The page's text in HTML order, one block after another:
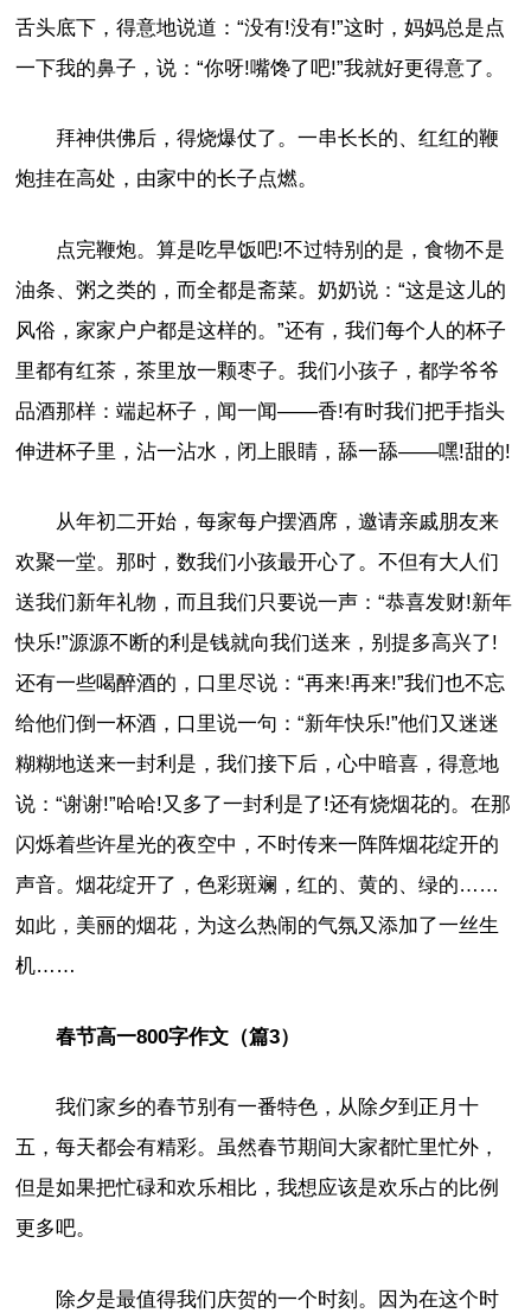
舌头底下，得意地说道：“没有!没有!”这时，妈妈总是点
一下我的鼻子，说：“你呀!嘴馋了吧!”我就好更得意了。
拜神供佛后，得烧爆仗了。一串长长的、红红的鞭
炮挂在高处，由家中的长子点燃。
点完鞭炮。算是吃早饭吧!不过特别的是，食物不是
油条、粥之类的，而全都是斋菜。奶奶说：“这是这儿的
风俗，家家户户都是这样的。”还有，我们每个人的杯子
里都有红茶，茶里放一颗枣子。我们小孩子，都学爷爷
品酒那样：端起杯子，闻一闻——香!有时我们把手指头
伸进杯子里，沾一沾水，闭上眼睛，舔一舔——嘿!甜的!
从年初二开始，每家每户摆酒席，邀请亲戚朋友来
欢聚一堂。那时，数我们小孩最开心了。不但有大人们
送我们新年礼物，而且我们只要说一声：“恭喜发财!新年
快乐!”源源不断的利是钱就向我们送来，别提多高兴了!
还有一些喝醉酒的，口里尽说：“再来!再来!”我们也不忘
给他们倒一杯酒，口里说一句：“新年快乐!”他们又迷迷
糊糊地送来一封利是，我们接下后，心中暗喜，得意地
说：“谢谢!”哈哈!又多了一封利是了!还有烧烟花的。在那
闪烁着些许星光的夜空中，不时传来一阵阵烟花绽开的
声音。烟花绽开了，色彩斑斓，红的、黄的、绿的……
如此，美丽的烟花，为这么热闹的气氛又添加了一丝生
机……
春节高一800字作文（篇3）
我们家乡的春节别有一番特色，从除夕到正月十
五，每天都会有精彩。虽然春节期间大家都忙里忙外，
但是如果把忙碌和欢乐相比，我想应该是欢乐占的比例
更多吧。
除夕是最值得我们庆贺的一个时刻。因为在这个时